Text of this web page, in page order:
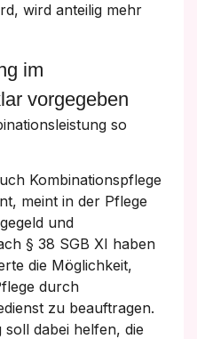
wird anteilig mehr
im
vorgegeben
so
Kombinationspflege
meint in der Pflege
und
§ 38 SGB XI haben
die Möglichkeit,
durch
zu beauftragen.
soll dabei helfen, die